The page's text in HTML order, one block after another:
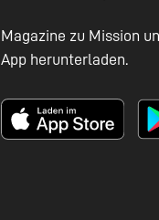
Magazine zu Mission
App herunterladen.